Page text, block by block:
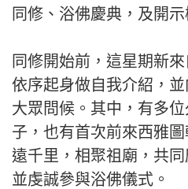
同修、浴佛慶典，及開示
同修開始前，這星期新
依序起身做自我介紹，
大眾問候。其中，有多
子，也有首次前來西雅
遠千里，相聚祖廟，共同
並虔誠參與浴佛儀式。